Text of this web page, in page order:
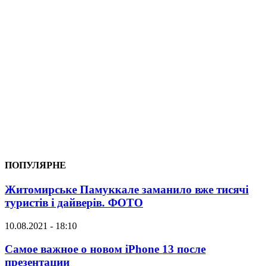
ПОПУЛЯРНЕ
Житомирське Памуккале заманило вже тисячі
туристів і дайверів. ФОТО
10.08.2021 - 18:10
Самое важное о новом iPhone 13 после
презентации